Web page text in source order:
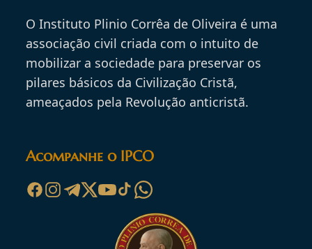
O Instituto Plinio Corrêa de Oliveira é uma
associação civil criada com o intuito de
mobilizar a sociedade para preservar os
pilares básicos da Civilização Cristã,
ameaçados pela Revolução anticristã.
Acompanhe o IPCO